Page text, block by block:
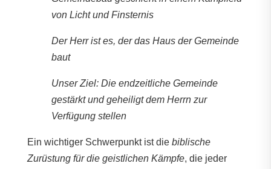
von Licht und Finsternis
Der Herr ist es, der das Haus der Gemeinde
baut
Unser Ziel: Die endzeitliche Gemeinde
gestärkt und geheiligt dem Herrn zur
Verfügung stellen
Ein wichtiger Schwerpunkt ist die biblische
Zurüstung für die geistlichen Kämpfe, die jeder